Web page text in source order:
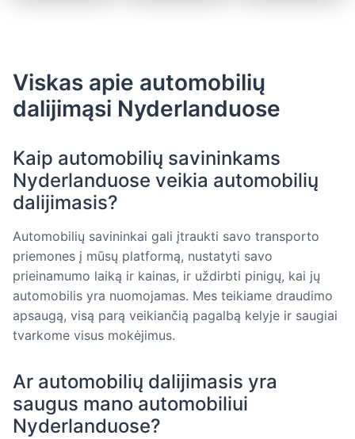
Viskas apie automobilių
dalijimąsi Nyderlanduose
Kaip automobilių savininkams
Nyderlanduose veikia automobilių
dalijimasis?
Automobilių savininkai gali įtraukti savo transporto
priemones į mūsų platformą, nustatyti savo
prieinamumo laiką ir kainas, ir uždirbti pinigų, kai jų
automobilis yra nuomojamas. Mes teikiame draudimo
apsaugą, visą parą veikiančią pagalbą kelyje ir saugiai
tvarkome visus mokėjimus.
Ar automobilių dalijimasis yra
saugus mano automobiliui
Nyderlanduose?